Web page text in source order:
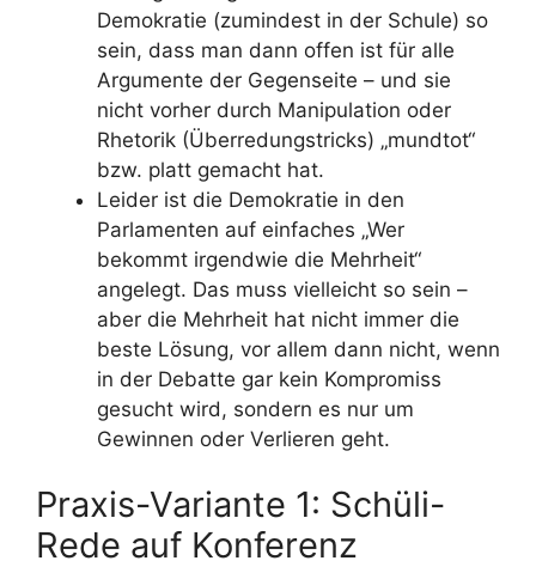
Demokratie (zumindest in der Schule) so
sein, dass man dann offen ist für alle
Argumente der Gegenseite – und sie
nicht vorher durch Manipulation oder
Rhetorik (Überredungstricks) „mundtot“
bzw. platt gemacht hat.
Leider ist die Demokratie in den
Parlamenten auf einfaches „Wer
bekommt irgendwie die Mehrheit“
angelegt. Das muss vielleicht so sein –
aber die Mehrheit hat nicht immer die
beste Lösung, vor allem dann nicht, wenn
in der Debatte gar kein Kompromiss
gesucht wird, sondern es nur um
Gewinnen oder Verlieren geht.
Praxis-Variante 1: Schüli-
Rede auf Konferenz